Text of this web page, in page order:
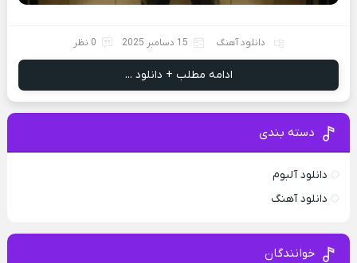
دانلود آهنگ 15 دسامبر 2025 0 نظر
ادامه مطلب + دانلود ...
دسته بندی
دانلود آلبوم
دانلود آهنگ
خوانندگان